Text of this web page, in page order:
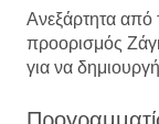
Ανεξάρτητα
προορισμός
για να